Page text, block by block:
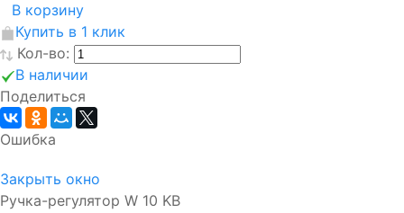
В корзину
Купить в 1 клик
Кол-во:
В наличии
Поделиться
Ошибка
Закрыть окно
Ручка-регулятор W 10 KB